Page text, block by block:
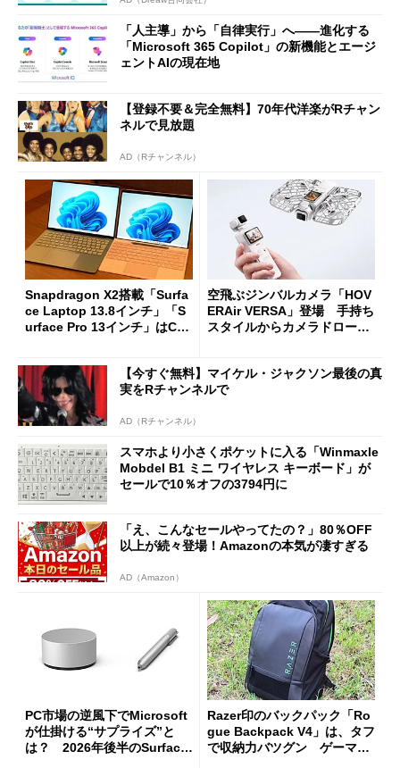
「人主導」から「自律実行」へ――進化する
「Microsoft 365 Copilot」の新機能とエージ
ェントAIの現在地
【登録不要＆完全無料】70年代洋楽がRチャン
ネルで見放題
AD（Rチャンネル）
Snapdragon X2搭載「Surfa
ce Laptop 13.8インチ」「S
urface Pro 13インチ」はCop
た
空飛ぶジンバルカメラ「HOV
ERAir VERSA」登場 手持ち
スタイルからカメラドローン
【今すぐ無料】マイケル・ジャクソン最後の真
実をRチャンネルで
AD（Rチャンネル）
スマホより小さくポケットに入る「Winmaxle
Mobdel B1 ミニ ワイヤレス キーボード」が
セールで10％オフの3794円に
「え、こんなセールやってたの？」80％OFF
以上が続々登場！Amazonの本気が凄すぎる
AD（Amazon）
PC市場の逆風下でMicrosoft
が仕掛ける“サプライズ”と
は？ 2026年後半のSurface
Razer印のバックパック「Ro
gue Backpack V4」は、タフ
で収納力バツグン ゲーマー